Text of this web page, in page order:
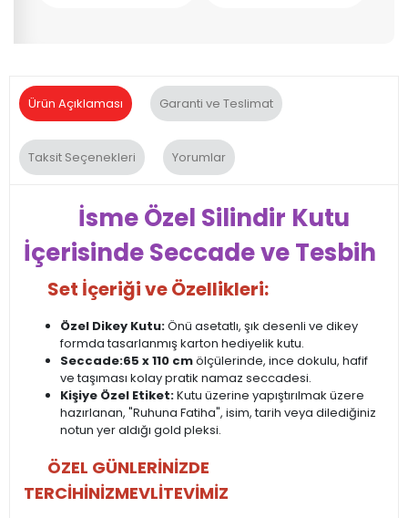
Ürün Açıklaması Garanti ve Teslimat
Taksit Seçenekleri Yorumlar
İsme Özel Silindir Kutu
İçerisinde Seccade ve Tesbih
Set İçeriği ve Özellikleri:
Özel Dikey Kutu:Önü asetatlı, şık desenli ve dikey
formda tasarlanmış karton hediyelik kutu.
Seccade:65 x 110 cmölçülerinde, ince dokulu, hafif
ve taşıması kolay pratik namaz seccadesi.
Kişiye Özel Etiket:Kutu üzerine yapıştırılmak üzere
hazırlanan, "Ruhuna Fatiha", isim, tarih veya dilediğiniz
notun yer aldığı gold pleksi.
ÖZEL GÜNLERİNİZDE
TERCİHİNİZMEVLİTEVİMİZ